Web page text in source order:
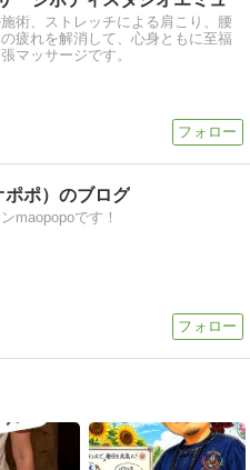
術、ストレッチによる肩こり、腰
疲れを解消して、心身ともに至福
マッサージです。
ポ）のブログ
maopopoです！